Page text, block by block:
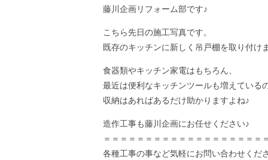
藤川企画リフォーム部です♪
こちら先日の施工写真です。
既存のキッチンに新しく吊戸棚を取り付け
食器類やキッチン家電はもちろん、
最近は便利なキッチンツールも増えている
収納はあればあるだけ助かりますよね♪
造作工事も藤川企画にお任せください♪
＝＝＝＝＝＝＝＝＝＝＝＝＝＝＝＝＝＝＝
各種工事の事など気軽にお問い合わせくだ